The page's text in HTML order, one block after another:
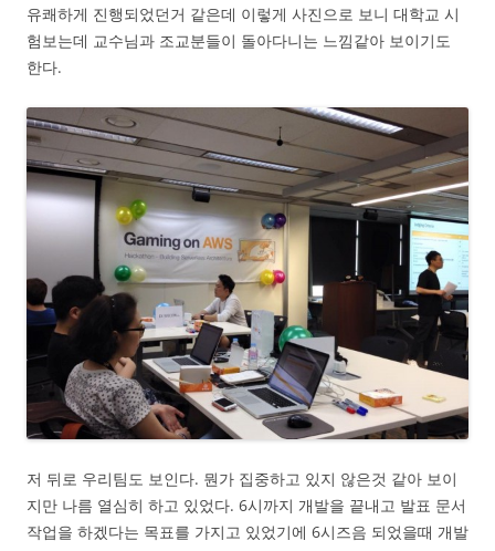
유쾌하게 진행되었던거 같은데 이렇게 사진으로 보니 대학교 시
험보는데 교수님과 조교분들이 돌아다니는 느낌같아 보이기도
한다.
저 뒤로 우리팀도 보인다. 뭔가 집중하고 있지 않은것 같아 보이
지만 나름 열심히 하고 있었다. 6시까지 개발을 끝내고 발표 문서
작업을 하겠다는 목표를 가지고 있었기에 6시즈음 되었을때 개발